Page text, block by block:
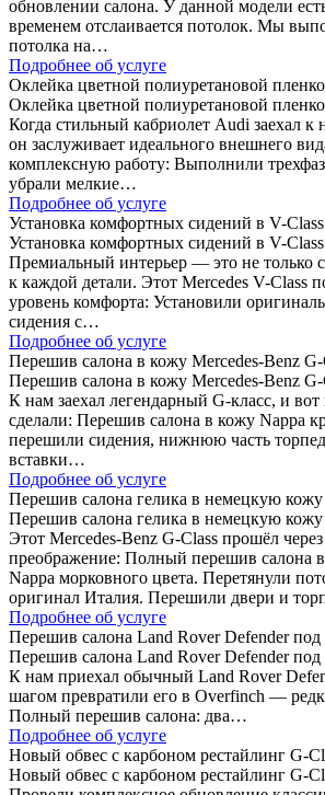
обновлении салона. У данной модели
временем отслаивается потолок. Мы
потолка на…
Подробнее об услуге
Оклейка цветной полиуретановой
Оклейка цветной полиуретановой
Когда стильный кабриолет Audi заехал к
он заслуживает идеального внешнего
комплексную работу: Выполнили
убрали мелкие…
Подробнее об услуге
Установка комфортных сидений в V-Class
Установка комфортных сидений в V-Class
Премиальный интерьер — это не только
к каждой детали. Этот Mercedes V-Class
уровень комфорта: Установили
сидения с…
Подробнее об услуге
Перешив салона в кожу Mercedes-Benz G-
Перешив салона в кожу Mercedes-Benz G-
К нам заехал легендарный G-класс, и
сделали: Перешив салона в кожу Nappa
перешили сидения, нижнюю часть
вставки…
Подробнее об услуге
Перешив салона гелика в немецкую кожу
Перешив салона гелика в немецкую кожу
Этот Mercedes-Benz G-Class прошёл
преображение: Полный перешив салона
Nappa морковного цвета. Перетянули
оригинал Италия. Перешили двери и
Подробнее об услуге
Перешив салона Land Rover Defender под
Перешив салона Land Rover Defender под
К нам приехал обычный Land Rover
шагом превратили его в Overfinch —
Полный перешив салона: два…
Подробнее об услуге
Новый обвес с карбоном рестайлинг G-
Новый обвес с карбоном рестайлинг G-